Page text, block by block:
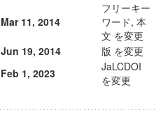
Mar 11, 2014
フリーキー
ワード, 本
文 を変更
Jun 19, 2014
版 を変更
Feb 1, 2023
JaLCDOI
を変更